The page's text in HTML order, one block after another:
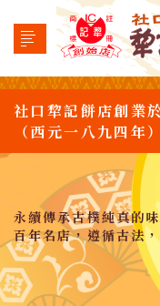
社口犂記餅店創業
（西元一八九四年
永續傳承古樸純真的味
百年名店，遵循古法